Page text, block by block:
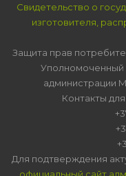
Свидетельство о
изготовителя,
Защита прав
Уполномоченный
администрации
Контакты
Для подтверждения